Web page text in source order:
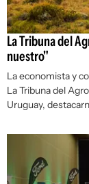
La Tribuna del
nuestro"
La economista y
La Tribuna del
Uruguay,